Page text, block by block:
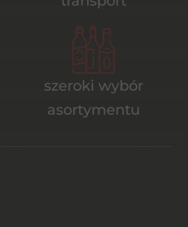
szeroki wybór
asortymentu